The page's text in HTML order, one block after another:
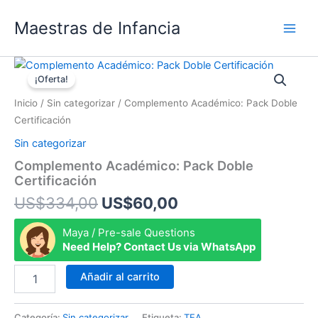
Maestras de Infancia
¡Oferta!
Inicio / Sin categorizar / Complemento Académico: Pack Doble
Certificación
Sin categorizar
Complemento Académico: Pack Doble
Certificación
US$334,00
El
original
US$60,00
El
actual
Maya / Pre-sale Questions
Need Help? Contact Us via WhatsApp
Complemento
Académico:
Pack
Doble
Certificación
Añadir al carrito